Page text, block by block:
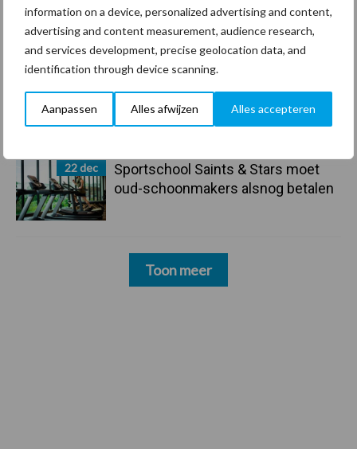
information on a device, personalized advertising and content,
advertising and content measurement, audience research,
and services development, precise geolocation data, and
identification through device scanning.
Aanpassen Alles afwijzen Alles accepteren
24 dec
Friendship Sports Centre maakt
vrienden voor het leven
23 dec
Business Apps: breng rust in de
schoonmaakchaos
22 dec
Sportschool Saints & Stars moet
oud-schoonmakers alsnog betalen
Toon meer